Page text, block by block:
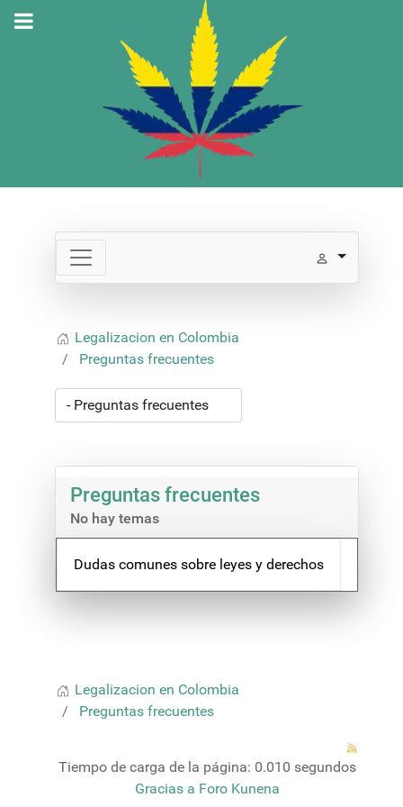
Legalizacion en Colombia
Preguntas frecuentes
Preguntas frecuentes
No hay temas
Dudas comunes sobre leyes y derechos
Legalizacion en Colombia
Preguntas frecuentes
Tiempo de carga de la página: 0.010 segundos
Gracias a Foro Kunena